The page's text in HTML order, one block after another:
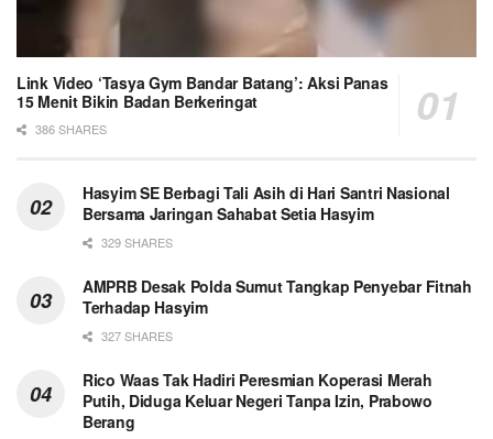
Link Video ‘Tasya Gym Bandar Batang’: Aksi Panas
15 Menit Bikin Badan Berkeringat
386 SHARES
Hasyim SE Berbagi Tali Asih di Hari Santri Nasional
Bersama Jaringan Sahabat Setia Hasyim
329 SHARES
AMPRB Desak Polda Sumut Tangkap Penyebar Fitnah
Terhadap Hasyim
327 SHARES
Rico Waas Tak Hadiri Peresmian Koperasi Merah
Putih, Diduga Keluar Negeri Tanpa Izin, Prabowo
Berang